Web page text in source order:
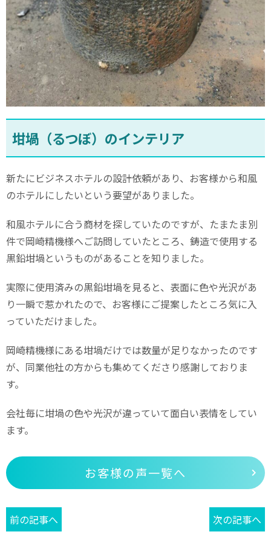
坩堝（るつぼ）のインテリア
新たにビジネスホテルの設計依頼があり、お客様から和風
のホテルにしたいという要望がありました。
和風ホテルに合う商材を探していたのですが、たまたま別
件で岡崎精機様へご訪問していたところ、鋳造で使用する
黒鉛坩堝というものがあることを知りました。
実際に使用済みの黒鉛坩堝を見ると、表面に色や光沢があ
り一瞬で惹かれたので、お客様にご提案したところ気に入
っていただけました。
岡崎精機様にある坩堝だけでは数量が足りなかったのです
が、同業他社の方からも集めてくださり感謝しておりま
す。
会社毎に坩堝の色や光沢が違っていて面白い表情をしてい
ます。
お客様の声一覧へ
前の記事へ 次の記事へ